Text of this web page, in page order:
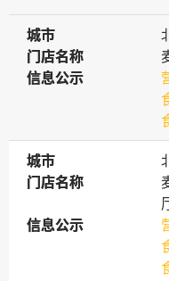
城市
城市
门店名称
门店名称
信息公示
信息公示
城市
城市
门店名称
门店名称
信息公示
信息公示